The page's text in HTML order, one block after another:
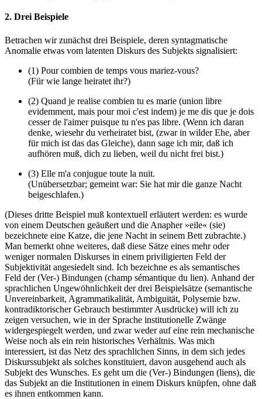
2. Drei Beispiele
Betrachen wir zunächst drei Beispiele, deren syntagmatische
Anomalie etwas vom latenten Diskurs des Subjekts signalisiert:
(1) Pour combien de temps vous mariez-vous?
(Für wie lange heiratet ihr?)
(2) Quand je realise combien tu es marie (union libre
evidemment, mais pour moi c'est indem) je me dis que je dois
cesser de l'aimer puisque tu n'es pas libre. (Wenn ich daran
denke, wiesehr du verheiratet bist, (zwar in wilder Ehe, aber
für mich ist das das Gleiche), dann sage ich mir, daß ich
aufhören muß, dich zu lieben, weil du nicht frei bist.)
(3) Elle m'a conjugue toute la nuit.
(Unübersetzbar; gemeint war: Sie hat mir die ganze Nacht
beigeschlafen.)
(Dieses dritte Beispiel muß kontextuell erläutert werden: es wurde
von einem Deutschen geäußert und die Anapher »eile« (sie)
bezeichnete eine Katze, die jene Nacht in seinem Bett zubrachte.)
Man bemerkt ohne weiteres, daß diese Sätze eines mehr oder
weniger normalen Diskurses in einem priviligierten Feld der
Subjektivität angesiedelt sind. Ich bezeichne es als semantisches
Feld der (Ver-) Bindungen (champ sémantique du lien). Anhand der
sprachlichen Ungewöhnlichkeit der drei Beispielsätze (semantische
Unvereinbarkeit, Agrammatikalität, Ambiguität, Polysemie bzw.
kontradiktorischer Gebrauch bestimmter Ausdrücke) will ich zu
zeigen versuchen, wie in der Sprache institutionelle Zwänge
widergespiegelt werden, und zwar weder auf eine rein mechanische
Weise noch als ein rein historisches Verhältnis. Was mich
interessiert, ist das Netz des sprachlichen Sinns, in dem sich jedes
Diskurssubjekt als solches konstituiert, davon ausgehend auch als
Subjekt des Wunsches. Es geht um die (Ver-) Bindungen (liens), die
das Subjekt an die Institutionen in einem Diskurs knüpfen, ohne daß
es ihnen entkommen kann.